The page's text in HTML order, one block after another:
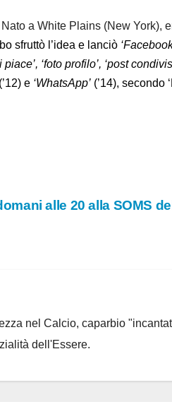
Nato a White Plains (New York),
sfruttò l’idea e lanciò
piace’, ‘foto profilo’, ‘post
(’12) e ‘WhatsApp’ (’14), secondo
alle 20 alla SOMS
nel Calcio, caparbio
dell'Essere.